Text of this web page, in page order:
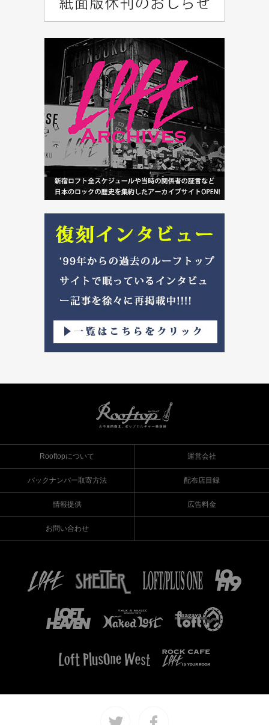
Rooftopについて 運営会社
バックナンバー取寄方法 配布店目録
情報提供 広告料金
お問い合わせ